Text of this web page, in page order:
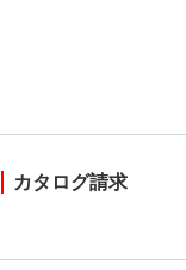
カタログ請求